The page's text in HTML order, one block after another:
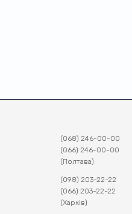
(068) 246-00-00
(066) 246-00-00
(Полтава)
(098) 203-22-22
(066) 203-22-22
(Харків)